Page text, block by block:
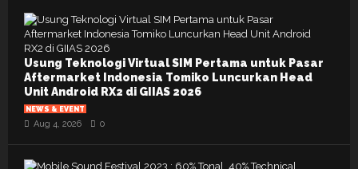
Usung Teknologi Virtual SIM Pertama untuk Pasar
Aftermarket Indonesia Tomiko Luncurkan Head
Unit Android RX2 di GIIAS 2026
NEWS & EVENT
Aug 4, 2026 0